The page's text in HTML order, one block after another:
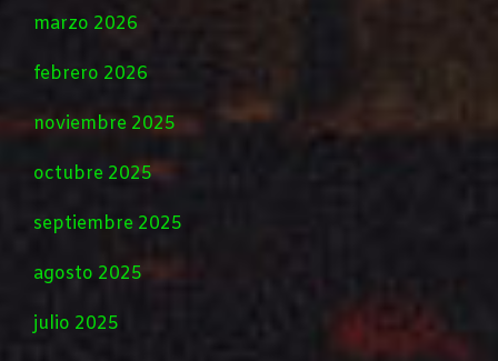
marzo 2026
febrero 2026
noviembre 2025
octubre 2025
septiembre 2025
agosto 2025
julio 2025